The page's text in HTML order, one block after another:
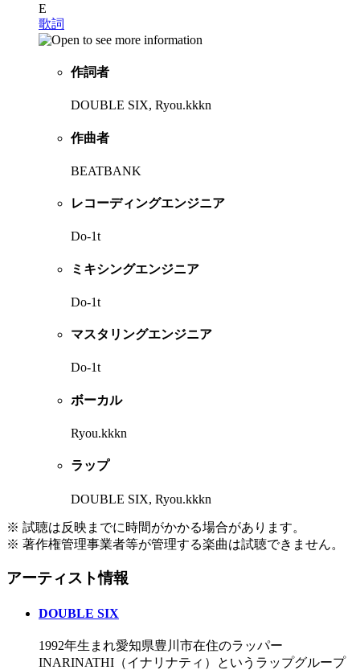
E
歌詞
作詞者
DOUBLE SIX, Ryou.kkkn
作曲者
BEATBANK
レコーディングエンジニア
Do-1t
ミキシングエンジニア
Do-1t
マスタリングエンジニア
Do-1t
ボーカル
Ryou.kkkn
ラップ
DOUBLE SIX, Ryou.kkkn
※ 試聴は反映までに時間がかかる場合があります。
※ 著作権管理事業者等が管理する楽曲は試聴できません。
アーティスト情報
DOUBLE SIX
1992年生まれ愛知県豊川市在住のラッパー
INARINATHI（イナリナティ）というラップグループ